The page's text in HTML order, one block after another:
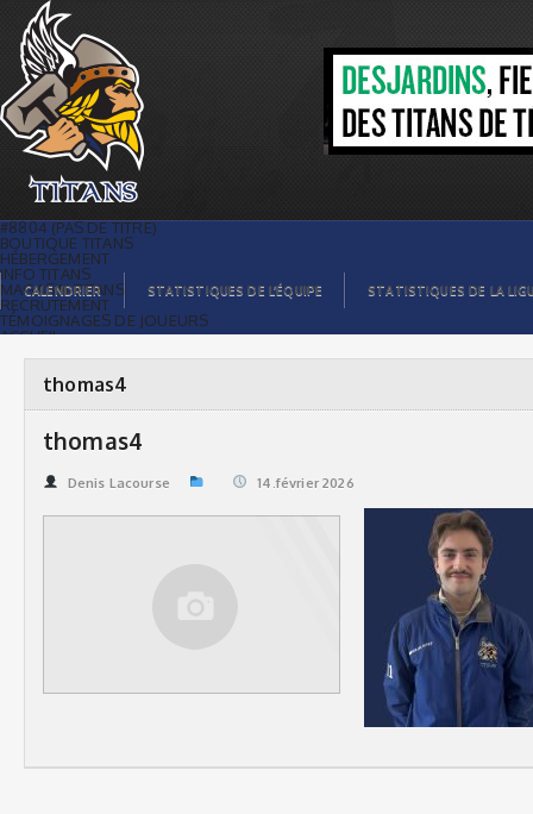
thomas4 | Titans de témiscaming
#8804 (PAS DE TITRE)
BOUTIQUE TITANS
HÉBERGEMENT
INFO TITANS
MAGASIN TITANS
RECRUTEMENT
TÉMOIGNAGES DE JOUEURS
ACCUEIL
GALERIE PHOTOS
STATISTIQUES
ORGANISATION
JOUEURS
CALENDRIER
COMMANDITAIRES
CALENDRIER STATISTIQUES DE L’ÉQUIPE STATISTIQUES DE LA
thomas4
thomas4
Denis Lacourse 14.février 2026